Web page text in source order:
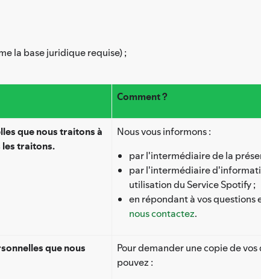
la base juridique requise) ;
Comment ?
que nous traitons à
les traitons.
Nous vous informons :
par l'intermédiaire de la
par l'intermédiaire
utilisation du Service Spotify ;
en répondant à vos questions
nous contactez.
que nous
Pour demander une copie de
pouvez :